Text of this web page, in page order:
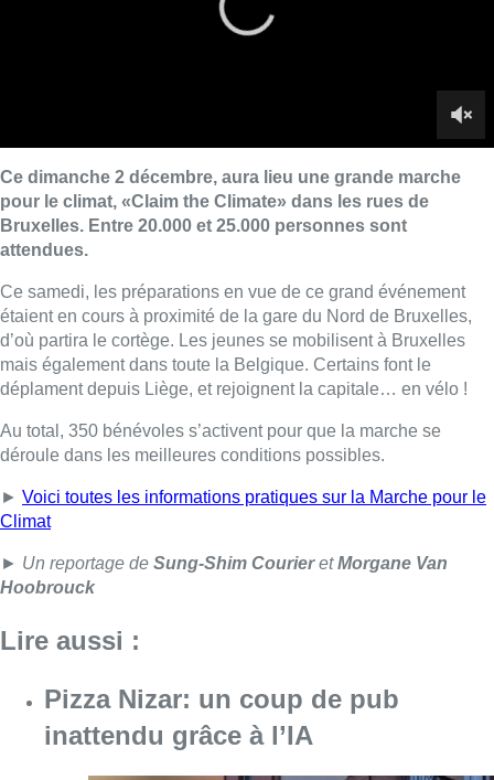
étaient en cours à proximité de la gare du Nord de Bruxelles,
déplament depuis Liège, et rejoignent la capitale… en vélo !
Au total, 350 bénévoles s’activent pour que la marche se
►Voici toutes les informations pratiques sur la Marche pour le
Climat
Hoobrouck
Lire aussi :
Pizza Nizar: un coup de pub
inattendu grâce à l’IA